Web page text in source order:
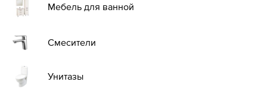
Мебель для ванной
Смесители
Унитазы